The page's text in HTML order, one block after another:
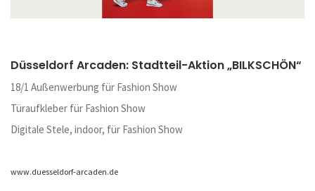
Düsseldorf Arcaden: Stadtteil-Aktion „BILKSCHÖN“
18/1 Außenwerbung für Fashion Show
Türaufkleber für Fashion Show
Digitale Stele, indoor, für Fashion Show
www.duesseldorf-arcaden.de